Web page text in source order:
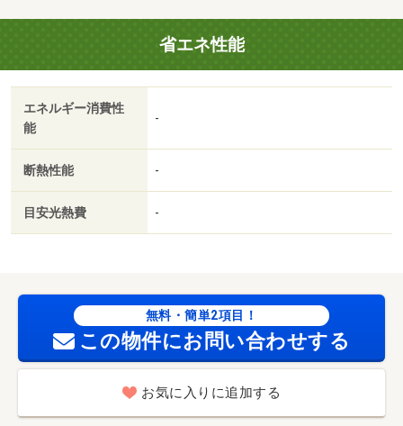
省エネ性能
エネルギー消費性
能
-
断熱性能 -
目安光熱費 -
無料・簡単2項目！
この物件にお問い合わせする
お気に入りに追加する